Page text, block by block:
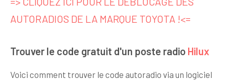
AUTORADIOS DE LA MARQUE TOYOTA !<=
Trouver le code gratuit d'un poste radio Hilux
Voici comment trouver le code autoradio via un logiciel